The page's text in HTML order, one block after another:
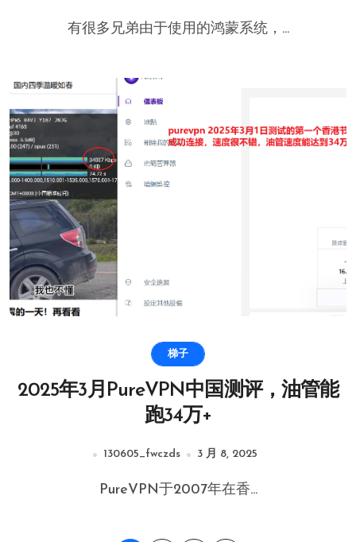
有很多兄弟由于使用的鸿蒙系统，...
梯子
2025年3月PureVPN中国测评，油管能
跑34万+
130605_fwczds 3 月 8, 2025
PureVPN于2007年在香...